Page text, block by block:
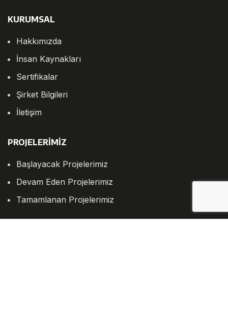
KURUMSAL
Hakkımızda
İnsan Kaynakları
Sertifikalar
Şirket Bilgileri
İletişim
PROJELERİMİZ
Başlayacak Projelerimiz
Devam Eden Projelerimiz
Tamamlanan Projelerimiz